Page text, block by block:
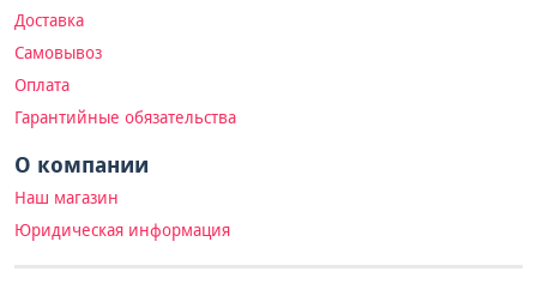
Доставка
Самовывоз
Оплата
Гарантийные обязательства
О компании
Наш магазин
Юридическая информация